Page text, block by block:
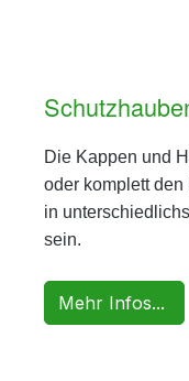
Die Kappen und
oder komplett
in
sein.
Mehr Infos...